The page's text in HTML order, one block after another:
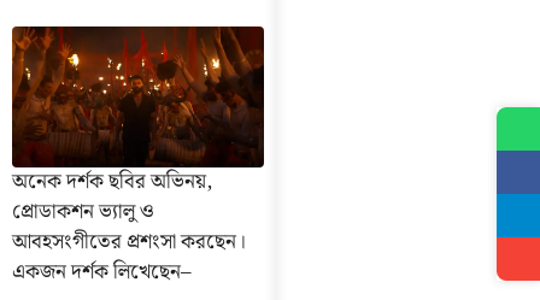
অনেক দর্শক ছবির অভিনয়,
প্রোডাকশন ভ্যালু ও
আবহসংগীতের প্রশংসা করছেন।
একজন দর্শক লিখেছেন–